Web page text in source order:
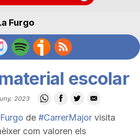
Furgo
escolar
2023
de #CarrerMajor visita
com valoren els